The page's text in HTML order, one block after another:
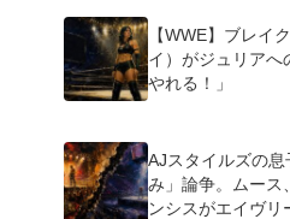
【WWE】ブレイ
イ）がジュリアへ
やれる！」
AJスタイルズの
み」論争。ムース
ンシスがエイヴリ